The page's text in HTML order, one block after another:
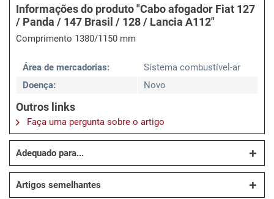
Informações do produto "Cabo afogador Fiat 127
/ Panda / 147 Brasil / 128 / Lancia A112"
Comprimento 1380/1150 mm
Área de mercadorias:
Sistema combustível-ar
Doença:
Novo
Outros links
Faça uma pergunta sobre o artigo
Adequado para...
Artigos semelhantes